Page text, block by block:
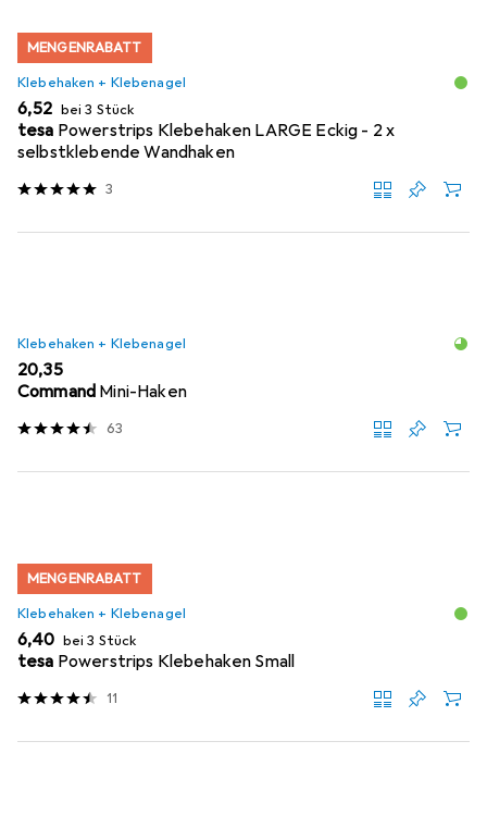
MENGENRABATT
Klebehaken + Klebenagel
EUR
6,52 bei 3 Stück
tesa Powerstrips Klebehaken LARGE Eckig - 2 x
selbstklebende Wandhaken
3
Klebehaken + Klebenagel
EUR
20,35
Command Mini-Haken
63
MENGENRABATT
Klebehaken + Klebenagel
EUR
6,40 bei 3 Stück
tesa Powerstrips Klebehaken Small
11